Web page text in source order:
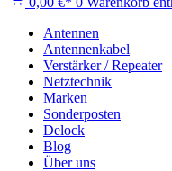
Antennen
Antennenkabel
Verstärker / Repeater
Netztechnik
Marken
Sonderposten
Delock
Blog
Über uns